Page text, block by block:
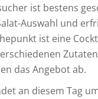
ist bestens
Auswahl und
ist eine
das Angebot ab.
an diesem Tag